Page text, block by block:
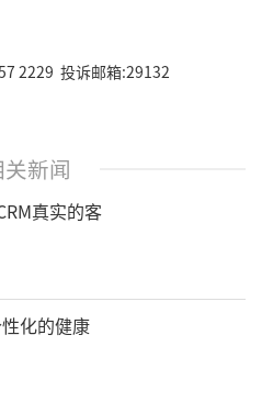
2229 投诉邮箱:29132
新闻
真实的客
化的健康